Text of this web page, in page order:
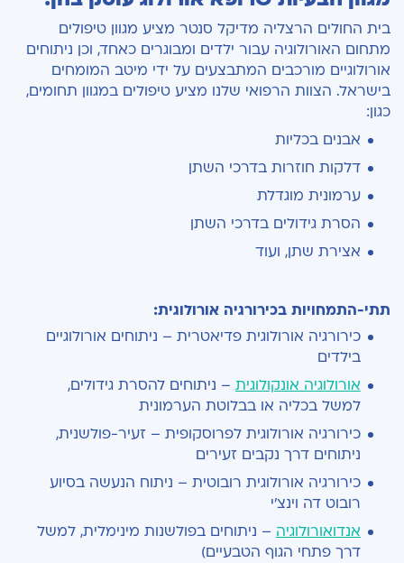
בית החולים הרצליה מדיקל סנטר מציע מגוון טיפולים
מתחום האורולוגיה עבור ילדים ומבוגרים כאחד, וכן ניתוחים
אורולוגיים מורכבים המתבצעים על ידי מיטב המומחים
בישראל. הצוות הרפואי שלנו מציע טיפולים במגוון תחומים,
כגון:
אבנים בכליות
דלקות חוזרות בדרכי השתן
ערמונית מוגדלת
הסרת גידולים בדרכי השתן
אצירת שתן, ועוד
תתי-התמחויות בכירורגיה אורולוגית:
כירורגיה אורולוגית פדיאטרית – ניתוחים אורולוגיים
בילדים
אורולוגיה אונקולוגית – ניתוחים להסרת גידולים,
למשל בכליה או בבלוטת הערמונית
כירורגיה אורולוגית לפרוסקופית – זעיר-פולשנית,
ניתוחים דרך נקבים זעירים
כירורגיה אורולוגית רובוטית – ניתוח הנעשה בסיוע
רובוט דה וינצ'י
אנדואורולוגיה – ניתוחים בפולשנות מינימלית, למשל
דרך פתחי הגוף הטבעיים)